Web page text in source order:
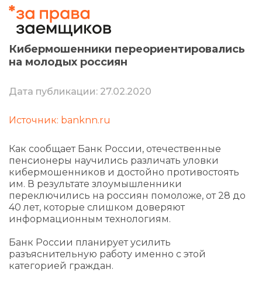
Кибермошенники переориентировались
на молодых россиян
Дата публикации: 27.02.2020
Источник: banknn.ru
Как сообщает Банк России, отечественные
пенсионеры научились различать уловки
кибермошенников и достойно противостоять
им. В результате злоумышленники
переключились на россиян помоложе, от 28 до
40 лет, которые слишком доверяют
информационным технологиям.
Банк России планирует усилить
разъяснительную работу именно с этой
категорией граждан.